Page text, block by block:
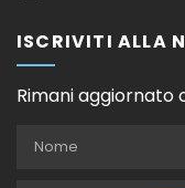
ISCRIVITI ALLA
Rimani aggiornato